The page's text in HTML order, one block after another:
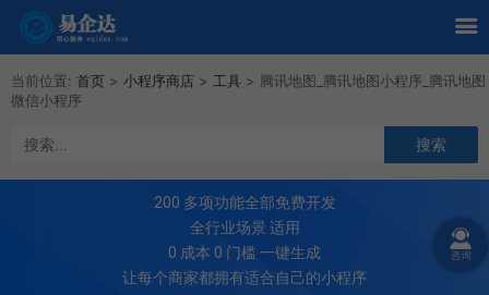
当前位置: 首页 > 小程序商店 > 工具 >
腾讯地图_腾讯地图小程序_腾讯地图
微信小程序
200 多项功能全部免费开发
全行业场景 适用
0 成本 0 门槛 一键生成
让每个商家都拥有适合自己的小程序